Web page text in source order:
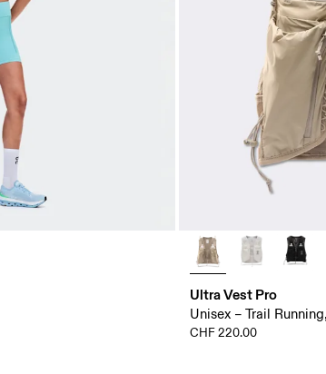
Ultra Vest Pro
Unisex – Trail
CHF 220.00